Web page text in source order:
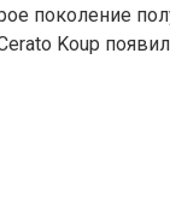
поколение
Koup